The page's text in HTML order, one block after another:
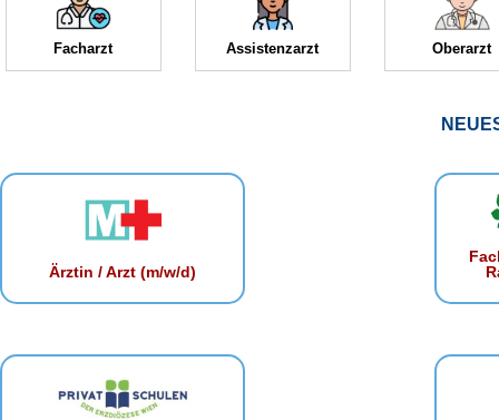
Facharzt Assistenzarzt Oberarzt
Ärztin / Arzt (m/w/d)